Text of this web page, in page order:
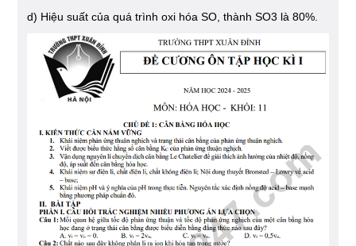
d) Hiệu suất của quá trình oxi hóa SO, thành SO3 là 80%.